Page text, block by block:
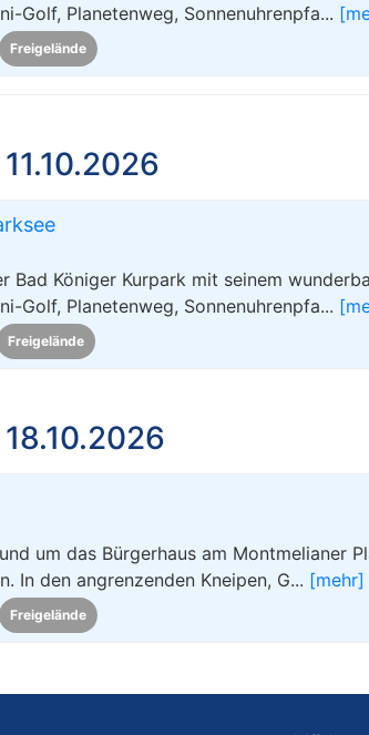
Golf, Planetenweg, Sonnenuhrenpfa...
Freigelände
Bad Königer Kurpark mit seinem
Golf, Planetenweg, Sonnenuhrenpfa...
Freigelände
um das Bürgerhaus am Montmelianer
In den angrenzenden Kneipen, G... [mehr]
Freigelände